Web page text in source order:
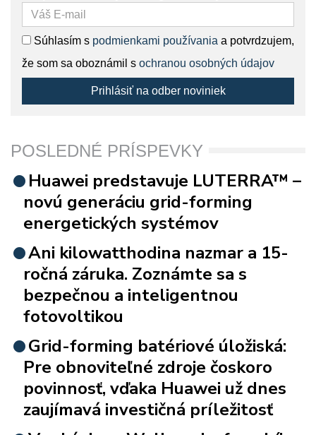
Súhlasím s podmienkami používania a potvrdzujem,
že som sa oboznámil s ochranou osobných údajov
Prihlásiť na odber noviniek
POSLEDNÉ PRÍSPEVKY
Huawei predstavuje LUTERRA™ –
novú generáciu grid-forming
energetických systémov
Ani kilowatthodina nazmar a 15-
ročná záruka. Zoznámte sa s
bezpečnou a inteligentnou
fotovoltikou
Grid-forming batériové úložiská:
Pre obnoviteľné zdroje čoskoro
povinnosť, vďaka Huawei už dnes
zaujímavá investičná príležitosť